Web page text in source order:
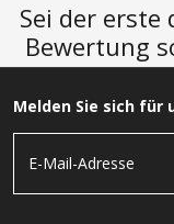
Sei der erste
Bewertung
Melden Sie sich für